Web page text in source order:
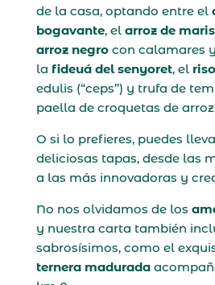
de la casa, optando entre el
bogavante, el arroz de
arroz negrocon calamares
la fideuá del senyoret, el
edulis (“ceps”) y trufa de
paella de croquetas de
O si lo prefieres, puedes
deliciosas tapas, desde las
a las más innovadoras y
No nos olvidamos de los
y nuestra carta también
sabrosísimos, como el
ternera madurada